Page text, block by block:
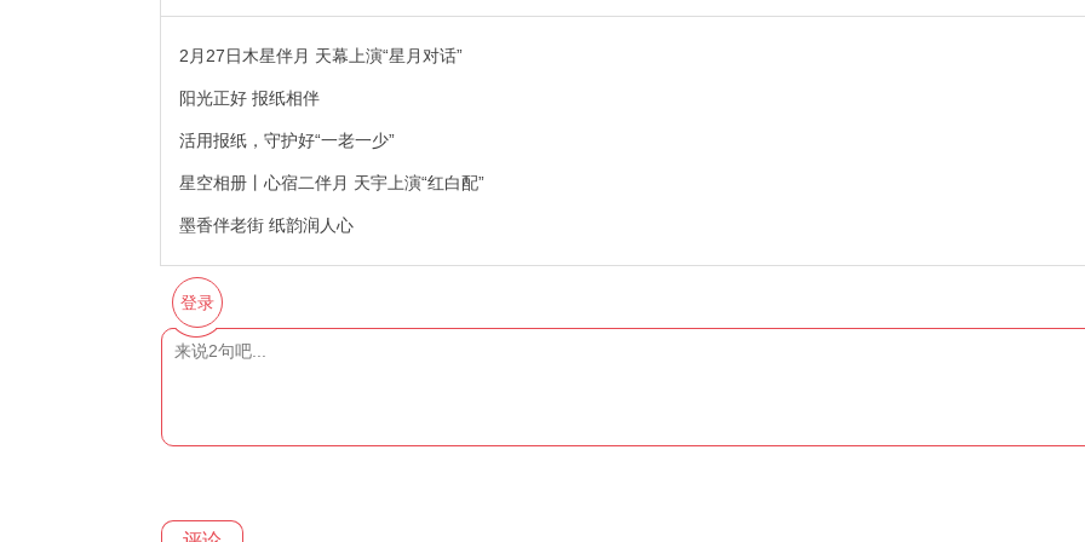
2月27日木星伴月 天幕上演“星月对话”
阳光正好 报纸相伴
活用报纸，守护好“一老一少”
星空相册丨心宿二伴月 天宇上演“红白配”
墨香伴老街 纸韵润人心
登录